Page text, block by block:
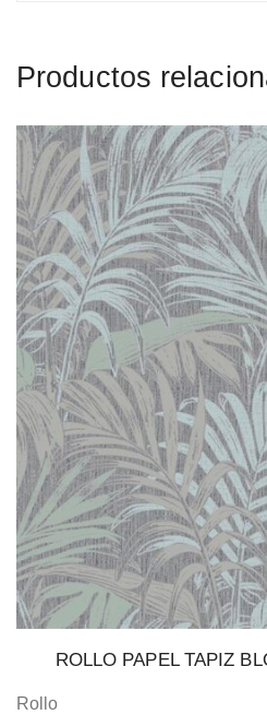
Productos
ROLLO PAPEL TAPIZ
Rollo